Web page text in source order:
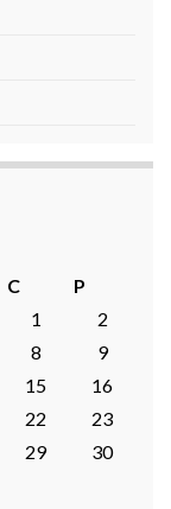
C
P
1
2
8
9
15
16
22
23
29
30